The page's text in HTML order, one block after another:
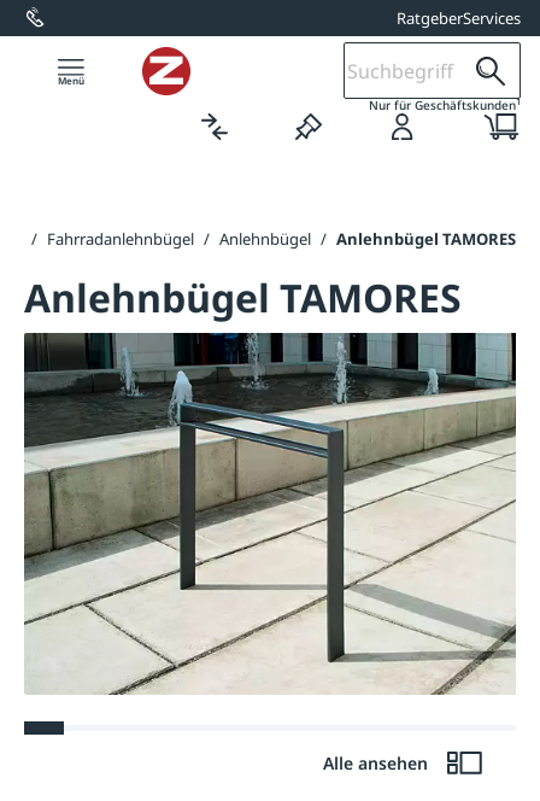
springen RatgeberServices
Nur für Geschäftskunden1
/ Fahrradanlehnbügel / Anlehnbügel / Anlehnbügel TAMORES
Anlehnbügel TAMORES
Alle ansehen